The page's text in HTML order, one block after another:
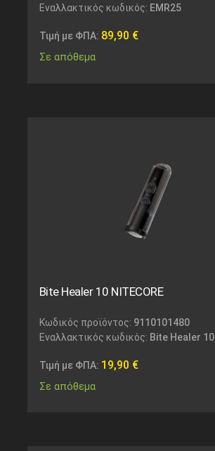
Εναλλακτικός κωδικός: EMR25
Τιμή με ΦΠΑ: 89,90 €
Σε απόθεμα
Bite Healer 10 NITECORE
Κωδικός προϊόντος: 9110101480
Εναλλακτικός κωδικός: Bite Healer 10
Τιμή με ΦΠΑ: 19,90 €
Σε απόθεμα